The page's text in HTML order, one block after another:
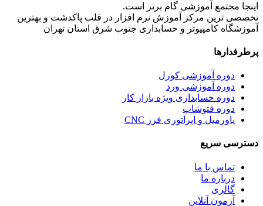
اینجا مجتمع آموزشی گام برتر است.
تخصصی ترین مرکز آموزش نرم افزار در قلب پاکدشت و بهترین
آموزشگاه کامپیوتر و حسابداری جنوب شرق استان تهران
پرطرفدارها
دوره آموزشی کورل
دوره آموزشی ورد
دوره حسابداری ویژه بازار کار
دوره فتوشاپ
پاورمیل و اپراتوری فرز CNC
دسترسی سریع
تماس با ما
درباره ما
گالری
آزمون آنلاین